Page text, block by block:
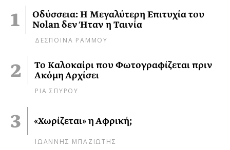
Οδύσσεια: Η Μεγαλύτερη Επιτυχία του
Nolan δεν Ήταν η Ταινία
ΔΕΣΠΟΙΝΑ ΡΑΜΜΟΥ
Το Καλοκαίρι που Φωτογραφίζεται πριν
Ακόμη Αρχίσει
ΡΙΑ ΣΠΥΡΟΥ
«Χωρίζεται» η Αφρική;
ΙΩΑΝΝΗΣ ΜΠΑΖΙΩΤΗΣ